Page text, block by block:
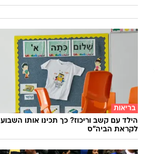
בריאות
הילד עם קשב וריכוז? כך תכינו אותו השבוע
לקראת הביה"ס